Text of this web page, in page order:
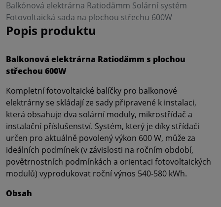
Balkónová elektrárna Ratiodämm Solární systém
Fotovoltaická sada na plochou střechu 600W
Popis produktu
Balkonová elektrárna Ratiodämm s plochou
střechou 600W
Kompletní fotovoltaické balíčky pro balkonové
elektrárny se skládají ze sady připravené k instalaci,
která obsahuje dva solární moduly, mikrostřídač a
instalační příslušenství. Systém, který je díky střídači
určen pro aktuálně povolený výkon 600 W, může za
ideálních podmínek (v závislosti na ročním období,
povětrnostních podmínkách a orientaci fotovoltaických
modulů) vyprodukovat roční výnos 540-580 kWh.
Obsah